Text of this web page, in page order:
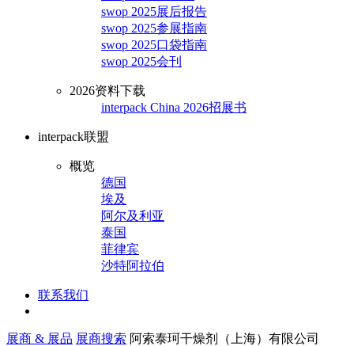
swop 2025展后报告
swop 2025参展指南
swop 2025口袋指南
swop 2025会刊
2026资料下载
interpack China 2026招展书
interpack联盟
概览
德国
埃及
阿尔及利亚
泰国
菲律宾
沙特阿拉伯
联系我们
展商 & 展品 展商搜索 阿索泰珂干燥剂（上海）有限公司